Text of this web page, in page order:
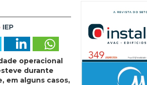
IEP
operacional
durante
em alguns casos,